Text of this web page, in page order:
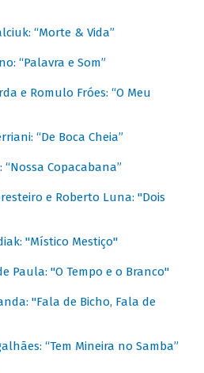
“Morte & Vida”
“Palavra e Som”
e Romulo Fróes: “O Meu
“De Boca Cheia”
“Nossa Copacabana”
e Roberto Luna: "Dois
"Místico Mestiço"
Paula: "O Tempo e o Branco"
"Fala de Bicho, Fala de
“Tem Mineira no Samba”